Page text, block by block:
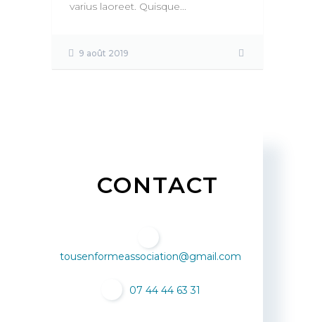
varius laoreet. Quisque...
9 août 2019
CONTACT
tousenformeassociation@gmail.com
07 44 44 63 31